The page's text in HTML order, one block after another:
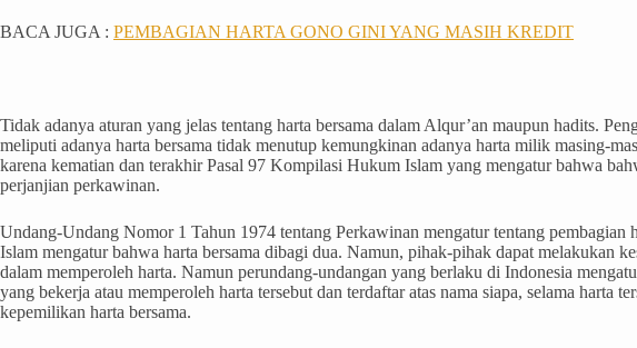
BACA JUGA : PEMBAGIAN HARTA GONO GINI YANG MASIH KREDIT
Tidak adanya aturan yang jelas tentang harta bersama dalam Alqur’an maupun hadits.
meliputi adanya harta bersama tidak menutup kemungkinan adanya harta milik masing-
karena kematian dan terakhir Pasal 97 Kompilasi Hukum Islam yang mengatur bahwa
perjanjian perkawinan.
Undang-Undang Nomor 1 Tahun 1974 tentang Perkawinan mengatur tentang
Islam mengatur bahwa harta bersama dibagi dua. Namun, pihak-pihak dapat melakukan
dalam memperoleh harta. Namun perundang-undangan yang berlaku di Indonesia
yang bekerja atau memperoleh harta tersebut dan terdaftar atas nama siapa, selama
kepemilikan harta bersama.